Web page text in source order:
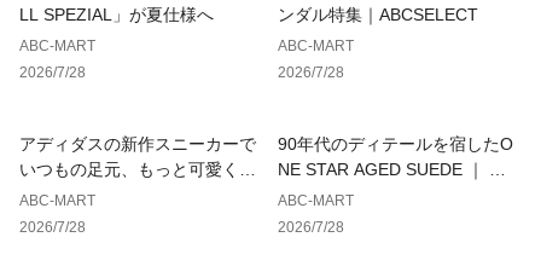
LL SPEZIAL」が夏仕様へ
ABC-MART
2026/7/28
ンダル特集｜ABCSELECT
ABC-MART
2026/7/28
アディダスの新作スニーカーで
いつもの足元、もっと可愛くア
ップデート
ABC-MART
2026/7/28
90年代のディテールを宿したO
NE STAR AGED SUEDE ｜ コ
ンバース
ABC-MART
2026/7/28